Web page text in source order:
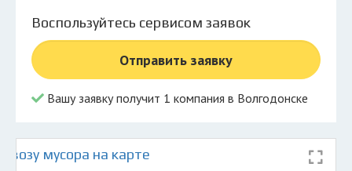
© 2026 Все права защищены
Воспользуйтесь сервисом заявок
Отправить заявку
Вашу заявку получит 1 компания в Волгодонске
мусора на карте